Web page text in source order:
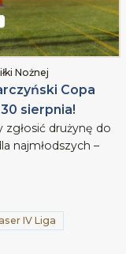
Nożnej
Copa
sierpnia!
drużynę do
najmłodszych –
IV Liga